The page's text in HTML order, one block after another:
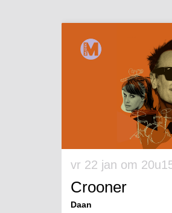
Crooner
Daan
vr 22 jan om